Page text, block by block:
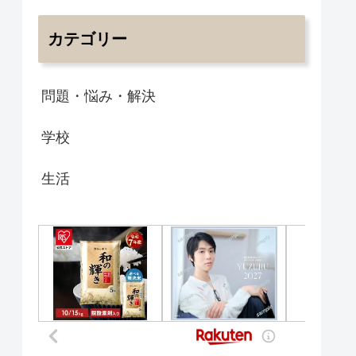
カテゴリー
問題・悩み・解決
学校
生活